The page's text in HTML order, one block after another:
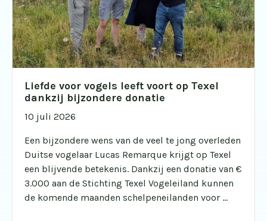
Liefde voor vogels leeft voort op Texel
dankzij bijzondere donatie
10 juli 2026
Een bijzondere wens van de veel te jong overleden
Duitse vogelaar Lucas Remarque krijgt op Texel
een blijvende betekenis. Dankzij een donatie van €
3.000 aan de Stichting Texel Vogeleiland kunnen
de komende maanden schelpeneilanden voor ...